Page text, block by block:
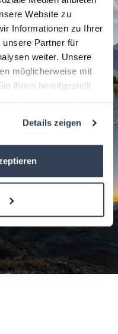
Website zu
Informationen zu Ihrer
unsere Partner für
weiter. Unsere
möglicherweise mit
ihnen bereitgestellt
Details zeigen